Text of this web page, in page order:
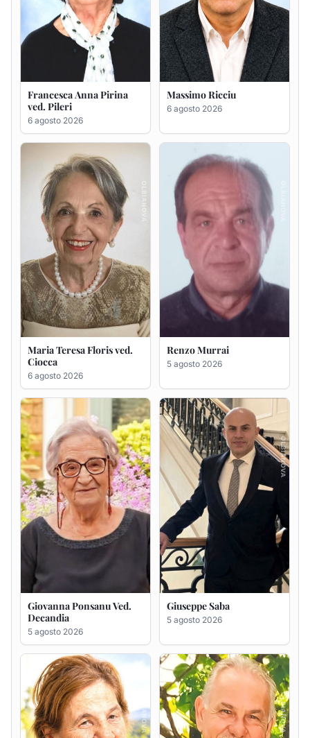
Maria Teresa Floris ved.
6 agosto 2026
Renzo Murrai
5 agosto 2026
Giovanna Ponsanu Ved.
Decandia
5 agosto 2026
Giuseppe Saba
5 agosto 2026
Maria Antonietta Orrù
ved. Peddio
5 agosto 2026
Giuseppe Deiana
5 agosto 2026